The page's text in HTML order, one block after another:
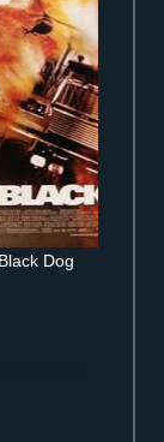
Black Dog